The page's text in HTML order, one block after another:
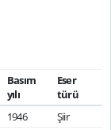
Basım
yılı
Eser
türü
1946
Şiir